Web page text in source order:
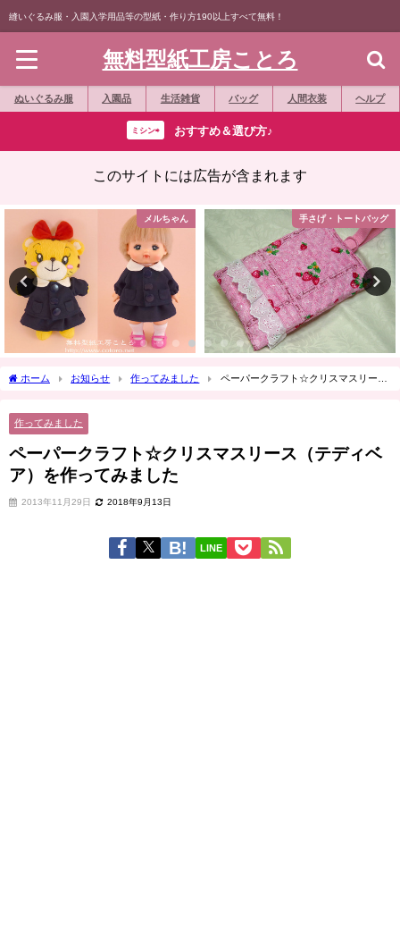
縫いぐるみ服・入園入学用品等の型紙・作り方190以上すべて無料！
無料型紙工房ことろ
ぬいぐるみ服 入園品 生活雑貨 バッグ 人間衣装 ヘルプ
ミシン⇨ おすすめ＆選び方♪
このサイトには広告が含まれます
手さげ・トートバッグ ダッフィー・シェリーメイ
ホーム お知らせ 作ってみました
ペーパークラフト☆クリスマスリース
作ってみました
ペーパークラフト☆クリスマスリース（テディベ
ア）を作ってみました
2013年11月29日 2018年9月13日
LINE